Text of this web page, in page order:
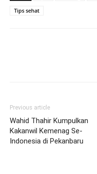
Tips sehat
Previous article
Wahid Thahir Kumpulkan
Kakanwil Kemenag Se-
Indonesia di Pekanbaru